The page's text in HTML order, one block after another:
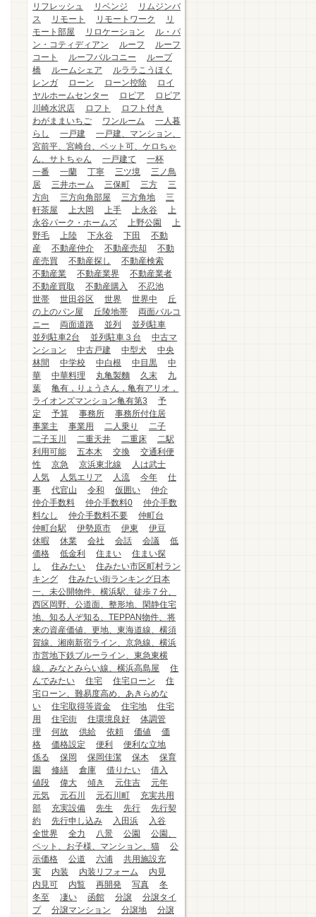
リフレッシュ
リベンジ
リムジンバ
ス
リモート リモートワーク
リ
モート部屋
リロケーション
ル・パ
ン・コティディアン
ルーフ
ルーフ
コート
ルーフバルコニー
ループ
橋
ルームシェア
ルララこうほく
レンガ
ローン ローン控除
ロイ
ヤルホームセンター
ロピア
ロピア
川崎水沢店
ロフト
ロフト付き
わがままいちご
ワンルーム
一人暮
らし
一戸建
一戸建、マンション、
宮前平、宮崎台、ペット可、ケロちゃ
ん、サトちゃん
一戸建て
一杯
一番
一蘭 丁寧 三ツ境
三ノ鳥
居
三井ホーム 三保町 三方
三
方向
三方向角部屋 三方角地
三
軒茶屋
上大岡 上手 上永谷
上
永谷パーク・ホームズ
上野公園
上
野毛
上陸 下永谷 下田
不動
産
不動産仲介 不動産売却
不動
産売買
不動産探し
不動産検索
不動産業
不動産業界
不動産業者
不動産買取
不動産購入
不忍池
世帯
世田谷区 世界 世界中
丘
の上のパン屋
丘陵地帯
両面バルコ
ニー
両面道路 並列
並列駐車
並列駐車2台
並列駐車３台
中古マ
ンション
中古戸建 中型犬
中央
林間
中学校 中白根 中目黒
中
華
中華料理 丸亀製麵 久末
九
葉
亀有，りょうさん，亀有アリオ，
ライオンズマンション亀有第3
予
定
予算 事務所
事務所付住居
事業主
事業用 二人乗り
二子
二子玉川
二重天井 二重床
二駅
利用可能
五本木 交換
交通利便
性
京急 京浜東北線
人は武士
人気
人気エリア 人流 今年
仕
事
代官山 令和 仮囲い
仲介
仲介手数料
仲介手数料0
仲介手数
料なし
仲介手数料不要
仲町台
仲町台駅
伊勢原市 伊東
伊豆
休暇
休業 会社 会話 会議
低
価格
低金利 住まい
住まい探
し
住みたい
住みたい市区町村ラン
キング
住みたい街ランキング日本
一、未公開物件、横浜駅、徒歩７分、
西区岡野、公道面、整形地、閑静住宅
地、知る人ぞ知る、TEPPAN物件、将
来の資産価値、更地、東海道線、横須
賀線、湘南新宿ライン、京急線、横浜
市営地下鉄ブルーライン、東急東横
線、みなとみらい線、横浜高島屋
住
んでみたい
住宅 住宅ローン
住
宅ローン、難易度高め、あきらめな
い
住宅取得等資金 住宅地
住宅
用
住宅街 住環境良好
体調管
理
何故 供給 依頼 価値
価
格
価格設定 便利
便利な立地
係る
保岡 保岡佳潔 保木
保育
園
修繕 倉庫 借りたい
借入
値段
偉大 傾き 元住吉
元年
元気
元石川 元石川町
充実共用
部
充実設備 先生 先行
先行契
約
先行申し込み 入田浜
入谷
全世界
全力 八景 公園
公園、
ペット、お子様、マンション、猫
公
示価格
公道 六浦
共用施設充
実
内装 内装リフォーム
内見
内見可
内覧 再開発 写真
冬
冬至
凄い 函館 分譲
分譲タイ
プ
分譲マンション 分譲地
分譲